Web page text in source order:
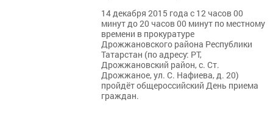
14 декабря 2015 года с 12 часов 00
минут до 20 часов 00 минут по местному
времени в прокуратуре
Дрожжановского района Республики
Татарстан (по адресу: РТ,
Дрожжановский район, с. Ст.
Дрожжаное, ул. С. Нафиева, д. 20)
пройдёт общероссийский День приема
граждан.